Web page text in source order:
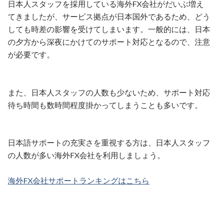
日本人スタッフを採用している海外FX会社がだいぶ増え
てきましたが、サービス拠点が日本国外であるため、どう
しても時差の影響を受けてしまいます。一般的には、日本
の夕方から深夜にかけてのサポート対応となるので、注意
が必要です。
また、日本人スタッフの人数も少ないため、サポート対応
待ち時間も数時間程度掛かってしまうことも多いです。
日本語サポートの充実さを重視する方は、日本人スタッフ
の人数が多い海外FX会社を利用しましょう。
海外FX会社サポートランキングはこちら